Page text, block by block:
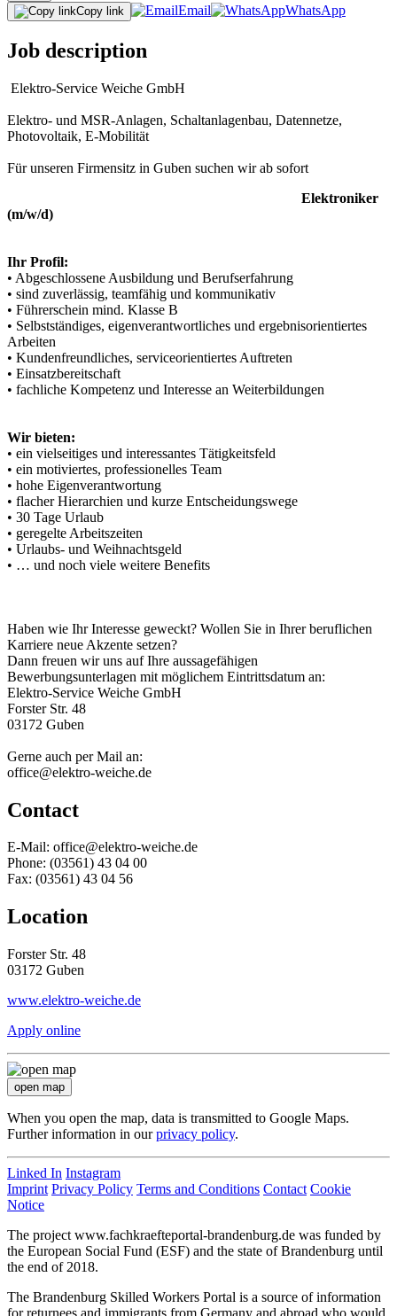
Copy link
Email WhatsApp
Job description
Elektro-Service Weiche GmbH
Elektro- und MSR-Anlagen, Schaltanlagenbau, Datennetze,
Photovoltaik, E-Mobilität
Für unseren Firmensitz in Guben suchen wir ab sofort
Elektroniker
(m/w/d)
Ihr Profil:
• Abgeschlossene Ausbildung und Berufserfahrung
• sind zuverlässig, teamfähig und kommunikativ
• Führerschein mind. Klasse B
• Selbstständiges, eigenverantwortliches und ergebnisorientiertes
Arbeiten
• Kundenfreundliches, serviceorientiertes Auftreten
• Einsatzbereitschaft
• fachliche Kompetenz und Interesse an Weiterbildungen
Wir bieten:
• ein vielseitiges und interessantes Tätigkeitsfeld
• ein motiviertes, professionelles Team
• hohe Eigenverantwortung
• flacher Hierarchien und kurze Entscheidungswege
• 30 Tage Urlaub
• geregelte Arbeitszeiten
• Urlaubs- und Weihnachtsgeld
• … und noch viele weitere Benefits
Haben wie Ihr Interesse geweckt? Wollen Sie in Ihrer beruflichen
Karriere neue Akzente setzen?
Dann freuen wir uns auf Ihre aussagefähigen
Bewerbungsunterlagen mit möglichem Eintrittsdatum an:
Elektro-Service Weiche GmbH
Forster Str. 48
03172 Guben
Gerne auch per Mail an:
office@elektro-weiche.de
Contact
E-Mail: office@elektro-weiche.de
Phone: (03561) 43 04 00
Fax: (03561) 43 04 56
Location
Forster Str. 48
03172 Guben
www.elektro-weiche.de
Apply online
open map
When you open the map, data is transmitted to Google Maps.
Further information in ourprivacy policy.
Linked In Instagram
Imprint Privacy Policy Terms and Conditions Contact Cookie
Notice
The project www.fachkraefteportal-brandenburg.de was funded by
the European Social Fund (ESF) and the state of Brandenburg until
the end of 2018.
The Brandenburg Skilled Workers Portal is a source of information